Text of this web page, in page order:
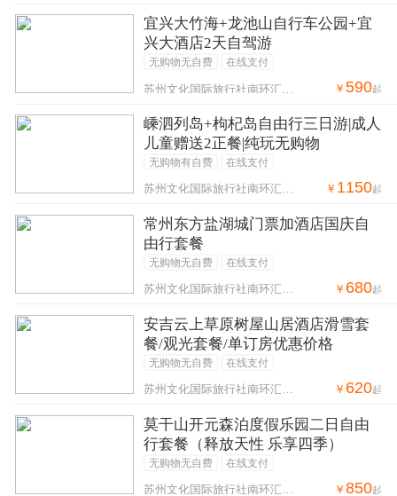
宜兴大竹海+龙池山自行车公园+宜
兴大酒店2天自驾游
无购物无自费 在线支付
￥590起
嵊泗列岛+枸杞岛自由行三日游|成人
儿童赠送2正餐|纯玩无购物
无购物有自费 在线支付
苏州文化国际旅行社南环汇邻广场营业部 ￥ 1150起
常州东方盐湖城门票加酒店国庆自
由行套餐
无购物无自费 在线支付
苏州文化国际旅行社南环汇邻广场营业部 ￥ 680起
安吉云上草原树屋山居酒店滑雪套
餐/观光套餐/单订房优惠价格
无购物无自费 在线支付
苏州文化国际旅行社南环汇邻广场营业部 ￥ 620起
莫干山开元森泊度假乐园二日自由
行套餐（释放天性 乐享四季）
无购物无自费 在线支付
苏州文化国际旅行社南环汇邻广场营业部 ￥850起